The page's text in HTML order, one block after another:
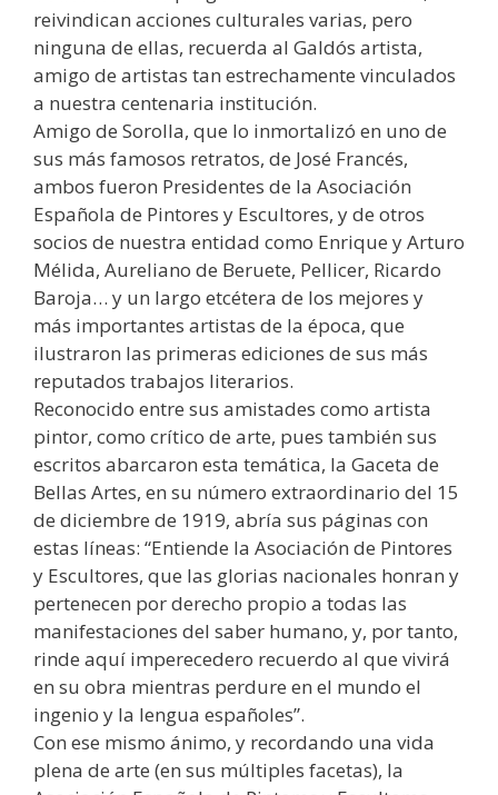
reivindican acciones culturales varias, pero
ninguna de ellas, recuerda al Galdós artista,
amigo de artistas tan estrechamente vinculados
a nuestra centenaria institución.
Amigo de Sorolla, que lo inmortalizó en uno de
sus más famosos retratos, de José Francés,
ambos fueron Presidentes de la Asociación
Española de Pintores y Escultores, y de otros
socios de nuestra entidad como Enrique y Arturo
Mélida, Aureliano de Beruete, Pellicer, Ricardo
Baroja… y un largo etcétera de los mejores y
más importantes artistas de la época, que
ilustraron las primeras ediciones de sus más
reputados trabajos literarios.
Reconocido entre sus amistades como artista
pintor, como crítico de arte, pues también sus
escritos abarcaron esta temática, la Gaceta de
Bellas Artes, en su número extraordinario del 15
de diciembre de 1919, abría sus páginas con
estas líneas: “Entiende la Asociación de Pintores
y Escultores, que las glorias nacionales honran y
pertenecen por derecho propio a todas las
manifestaciones del saber humano, y, por tanto,
rinde aquí imperecedero recuerdo al que vivirá
en su obra mientras perdure en el mundo el
ingenio y la lengua españoles”.
Con ese mismo ánimo, y recordando una vida
plena de arte (en sus múltiples facetas), la